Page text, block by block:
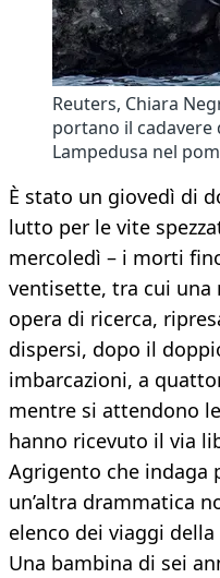
Reuters, Chiara
portano il
Lampedusa nel
È stato un giovedì di
lutto per le vite
mercoledì – i morti
ventisette, tra cui una
opera di ricerca,
dispersi, dopo il
imbarcazioni, a
mentre si attendono
hanno ricevuto il via
Agrigento che indaga
un’altra drammatica
elenco dei viaggi
Una bambina di sei